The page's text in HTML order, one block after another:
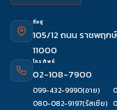
ที่อยู่
105/12 ถนน ราชพฤก
11000
โทรศัพท์
02-108-7900
099-432-9990(อาย)
080-082-9197(รัสเซีย)